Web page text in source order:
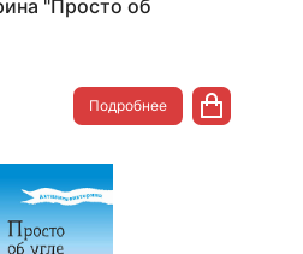
"Просто об
Подробнее